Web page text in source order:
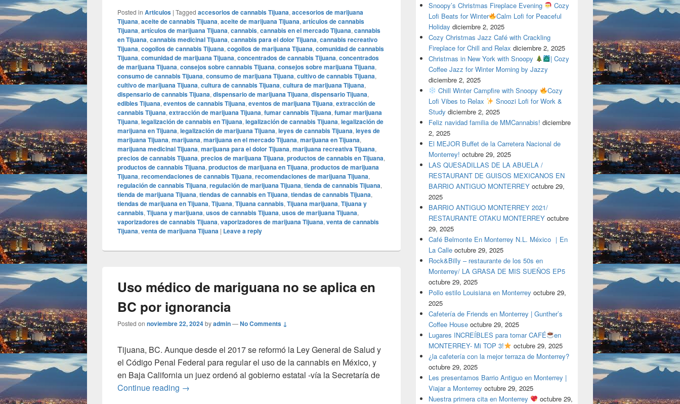
Posted in Articulos | Tagged accesorios de cannabis Tijuana, accesorios de marijuana
Tijuana, aceite de cannabis Tijuana, aceite de marijuana Tijuana, artículos de cannabis
Tijuana, artículos de marijuana Tijuana, cannabis, cannabis en el mercado Tijuana, cannabis
en Tijuana, cannabis medicinal Tijuana, cannabis para el dolor Tijuana, cannabis recreativo
Tijuana, cogollos de cannabis Tijuana, cogollos de marijuana Tijuana, comunidad de cannabis
Tijuana, comunidad de marijuana Tijuana, concentrados de cannabis Tijuana, concentrados
de marijuana Tijuana, consejos sobre cannabis Tijuana, consejos sobre marijuana Tijuana,
consumo de cannabis Tijuana, consumo de marijuana Tijuana, cultivo de cannabis Tijuana,
cultivo de marijuana Tijuana, cultura de cannabis Tijuana, cultura de marijuana Tijuana,
dispensario de cannabis Tijuana, dispensario de marijuana Tijuana, dispensario Tijuana,
edibles Tijuana, eventos de cannabis Tijuana, eventos de marijuana Tijuana, extracción de
cannabis Tijuana, extracción de marijuana Tijuana, fumar cannabis Tijuana, fumar marijuana
Tijuana, legalización de cannabis en Tijuana, legalización de cannabis Tijuana, legalización de
marijuana en Tijuana, legalización de marijuana Tijuana, leyes de cannabis Tijuana, leyes de
marijuana Tijuana, marijuana, marijuana en el mercado Tijuana, marijuana en Tijuana,
marijuana medicinal Tijuana, marijuana para el dolor Tijuana, marijuana recreativa Tijuana,
precios de cannabis Tijuana, precios de marijuana Tijuana, productos de cannabis en Tijuana,
productos de cannabis Tijuana, productos de marijuana en Tijuana, productos de marijuana
Tijuana, recomendaciones de cannabis Tijuana, recomendaciones de marijuana Tijuana,
regulación de cannabis Tijuana, regulación de marijuana Tijuana, tienda de cannabis Tijuana,
tienda de marijuana Tijuana, tiendas de cannabis en Tijuana, tiendas de cannabis Tijuana,
tiendas de marijuana en Tijuana, Tijuana, Tijuana cannabis, Tijuana marijuana, Tijuana y
cannabis, Tijuana y marijuana, usos de cannabis Tijuana, usos de marijuana Tijuana,
vaporizadores de cannabis Tijuana, vaporizadores de marijuana Tijuana, venta de cannabis
Tijuana, venta de marijuana Tijuana | Leave a reply
Uso médico de mariguana no se aplica en
BC por ignorancia
Posted on noviembre 22, 2024byadmin—No Comments ↓
Tijuana, BC. Aunque desde el 2017 se reformó la Ley General de Salud y
el Código Penal Federal para regular el uso de la cannabis en México, y
en Baja California un juez ordenó al gobierno estatal -vía la Secretaría de
Continue reading Uso médico de mariguana no se aplica en BC por ignorancia
→
Snoopy’s Christmas Fireplace Evening
Cozy
Lofi Beats for Winter
Calm Lofi for Peaceful
Holiday diciembre 2, 2025
Cozy Christmas Jazz Café with Crackling
Fireplace for Chill and Relax diciembre 2, 2025
Christmas in New York with Snoopy
| Cozy
Coffee Jazz for Winter Morning by Jazzy
diciembre 2, 2025
Chill Winter Campfire with Snoopy
Cozy
Lofi Vibes to Relax
Snoozi Lofi for Work &
Study diciembre 2, 2025
Feliz navidad familia de MMCannabis! diciembre
2, 2025
El MEJOR Buffet de la Carretera Nacional de
Monterrey! octubre 29, 2025
LAS QUESADILLAS DE LA ABUELA /
RESTAURANT DE GUISOS MEXICANOS EN
BARRIO ANTIGUO MONTERREY octubre 29,
2025
BARRIO ANTIGUO MONTERREY 2021/
RESTAURANTE OTAKU MONTERREY octubre
29, 2025
Café Belmonte En Monterrey N.L. México ｜En
La Calle octubre 29, 2025
Rock&Billy – restaurante de los 50s en
Monterrey/ LA GRASA DE MIS SUEÑOS EP5
octubre 29, 2025
Pollo estilo Louisiana en Monterrey octubre 29,
2025
Cafetería de Friends en Monterrey | Gunther’s
Coffee House octubre 29, 2025
Lugares INCREÍBLES para tomar CAFÉ
en
MONTERREY- Mi TOP 3!
octubre 29, 2025
¿la cafetería con la mejor terraza de Monterrey?
octubre 29, 2025
Les presentamos Barrio Antiguo en Monterrey |
Viajar a Monterrey octubre 29, 2025
Nuestra primera cita en Monterrey
octubre 29,